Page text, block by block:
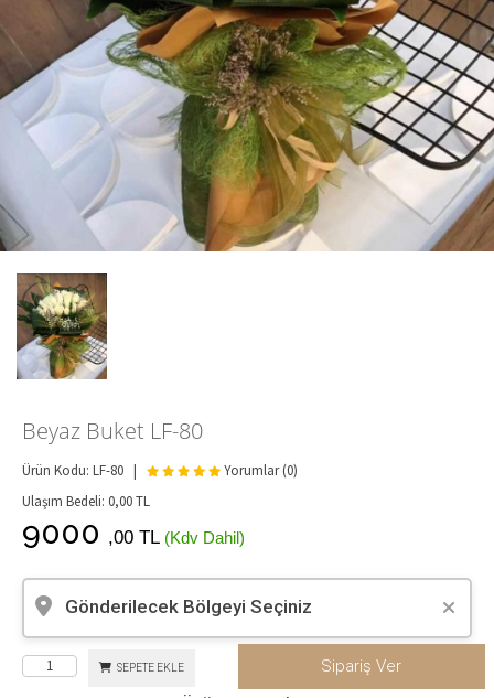
Beyaz Buket LF-80
Ürün Kodu: LF-80 |
Yorumlar (0)
Ulaşım Bedeli: 0,00TL
9000 ,00 TL (Kdv Dahil)
Gönderilecek Bölgeyi Seçiniz
Sipariş Ver
SEPETE EKLE